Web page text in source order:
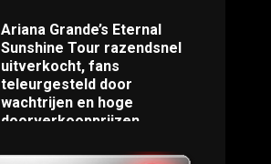
Ariana Grande’s Eternal
Sunshine Tour razendsnel
uitverkocht, fans
teleurgesteld door
wachtrijen en hoge
doorverkoopprijzen